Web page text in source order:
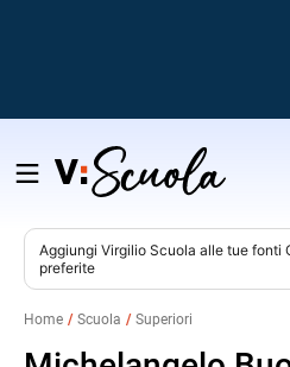
Salta
contenuto
Aggiungi Virgilio Scuola alle tue fonti
preferite
Home Scuola Superiori